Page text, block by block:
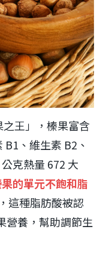
王」，榛果富含
、維生素 B2、
克熱量 672 大
的單元不飽和脂
，這種脂肪酸被認
營養，幫助調節生